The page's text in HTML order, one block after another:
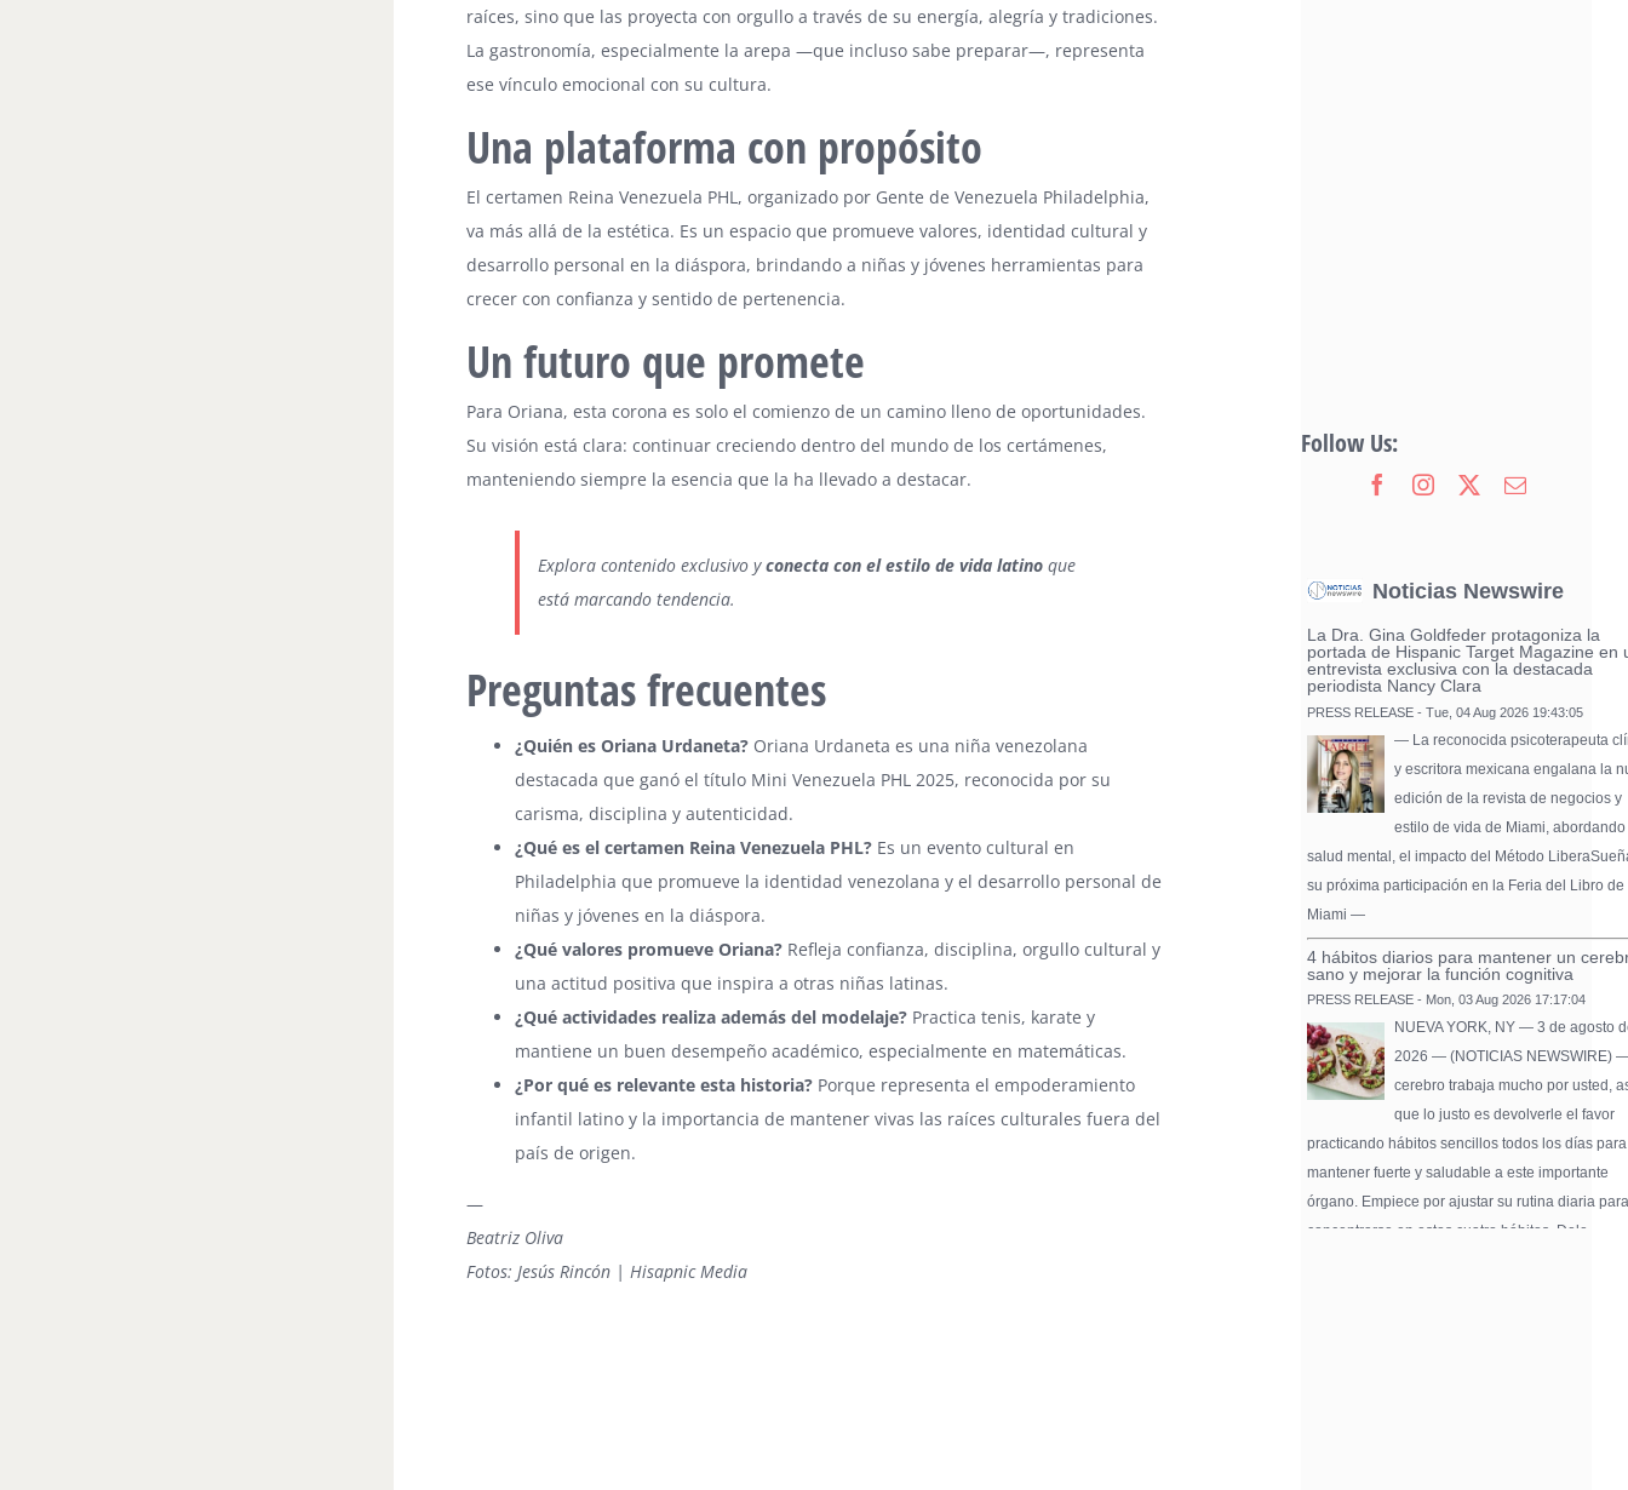
raíces, sino que las proyecta con orgullo a través de su energía, alegría y tradiciones.
La gastronomía, especialmente la arepa —que incluso sabe preparar—, representa
ese vínculo emocional con su cultura.
Una plataforma con propósito
El certamen Reina Venezuela PHL, organizado por Gente de Venezuela Philadelphia,
va más allá de la estética. Es un espacio que promueve valores, identidad cultural y
desarrollo personal en la diáspora, brindando a niñas y jóvenes herramientas para
crecer con confianza y sentido de pertenencia.
Un futuro que promete
Para Oriana, esta corona es solo el comienzo de un camino lleno de oportunidades.
Su visión está clara: continuar creciendo dentro del mundo de los certámenes,
manteniendo siempre la esencia que la ha llevado a destacar.
Explora contenido exclusivo yconecta con el estilo de vida latino que
está marcando tendencia.
Preguntas frecuentes
¿Quién es Oriana Urdaneta? Oriana Urdaneta es una niña venezolana
destacada que ganó el título Mini Venezuela PHL 2025, reconocida por su
carisma, disciplina y autenticidad.
¿Qué es el certamen Reina Venezuela PHL? Es un evento cultural en
Philadelphia que promueve la identidad venezolana y el desarrollo personal de
niñas y jóvenes en la diáspora.
¿Qué valores promueve Oriana? Refleja confianza, disciplina, orgullo cultural y
una actitud positiva que inspira a otras niñas latinas.
¿Qué actividades realiza además del modelaje? Practica tenis, karate y
mantiene un buen desempeño académico, especialmente en matemáticas.
¿Por qué es relevante esta historia? Porque representa el empoderamiento
infantil latino y la importancia de mantener vivas las raíces culturales fuera del
país de origen.
—
Beatriz Oliva
Fotos: Jesús Rincón | Hisapnic Media
Follow Us:
Noticias Newswire
La Dra. Gina Goldfeder protagoniza la
portada de Hispanic Target Magazine en
entrevista exclusiva con la destacada
periodista Nancy Clara
PRESS RELEASE - Tue, 04 Aug 2026 19:43:05
— La reconocida psicoterapeuta
y escritora mexicana engalana la
edición de la revista de negocios y
estilo de vida de Miami,
salud mental, el impacto del Método
su próxima participación en la Feria del Libro de
Miami —
4 hábitos diarios para mantener un
sano y mejorar la función cognitiva
PRESS RELEASE - Mon, 03 Aug 2026 17:17:04
NUEVA YORK, NY — 3 de agosto
2026 — (NOTICIAS NEWSWIRE)
cerebro trabaja mucho por usted,
que lo justo es devolverle el favor
practicando hábitos sencillos todos los días para
mantener fuerte y saludable a este importante
órgano. Empiece por ajustar su rutina diaria
concentrarse en estos cuatro hábitos. Dele …